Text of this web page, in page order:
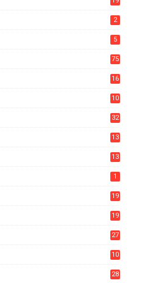
2
5
75
16
10
32
13
13
1
19
19
27
10
28